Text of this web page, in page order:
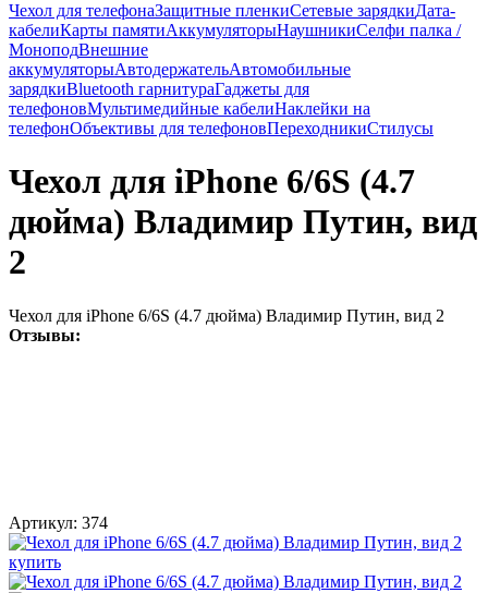
Чехол для телефонаЗащитные пленкиСетевые зарядкиДата-
кабелиКарты памятиАккумуляторыНаушникиСелфи палка /
МоноподВнешние
аккумуляторыАвтодержательАвтомобильные
зарядкиBluetooth гарнитураГаджеты для
телефоновМультимедийные кабелиНаклейки на
телефонОбъективы для телефоновПереходникиСтилусы
Чехол для iPhone 6/6S (4.7
дюйма) Владимир Путин, вид
2
Чехол для iPhone 6/6S (4.7 дюйма) Владимир Путин, вид 2
Отзывы:
Артикул: 374